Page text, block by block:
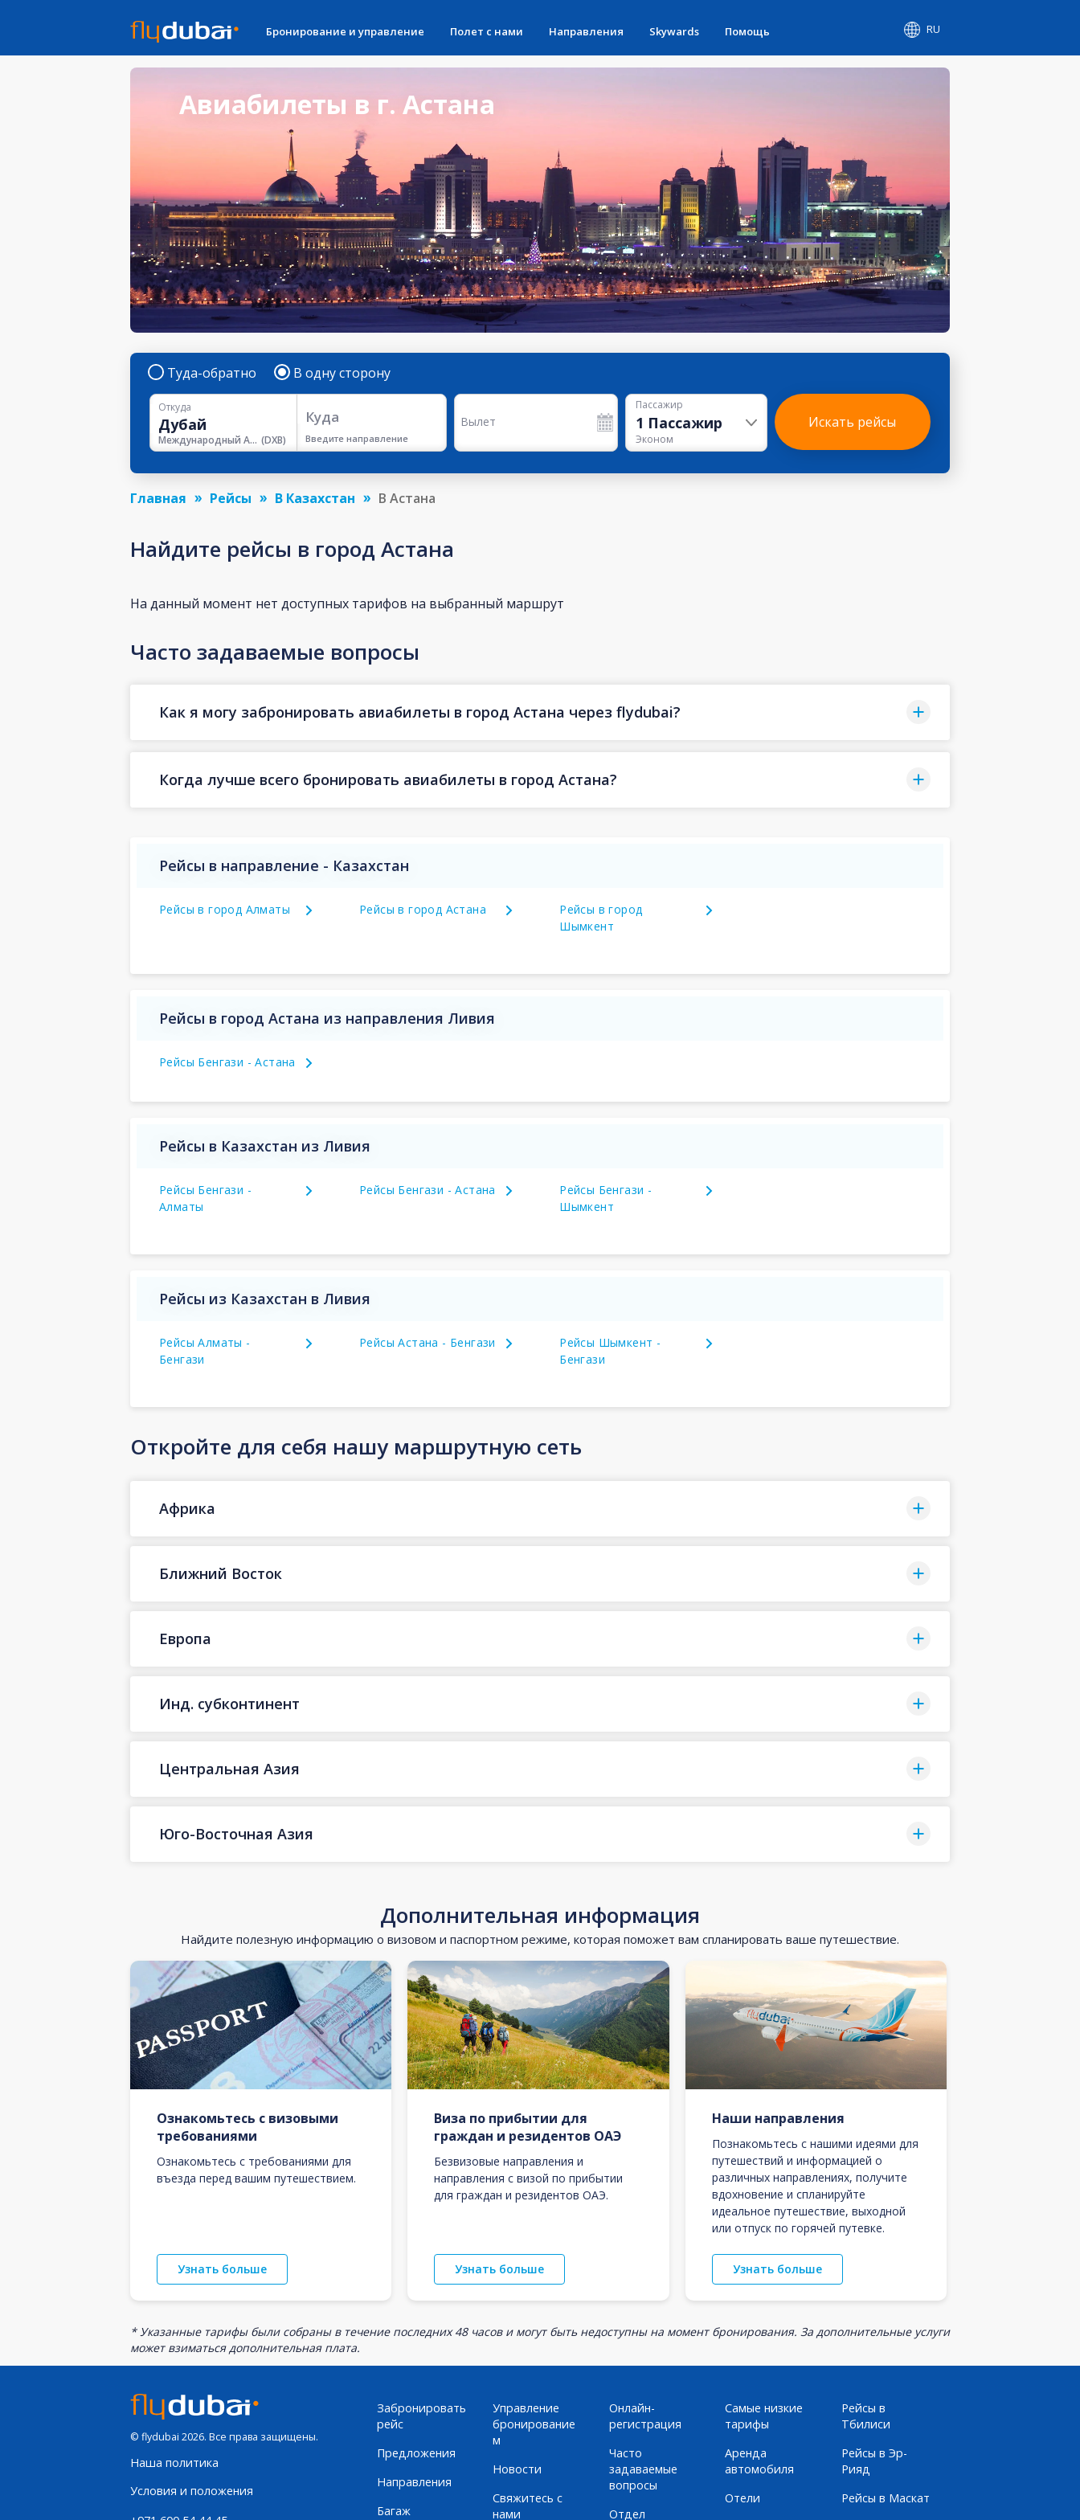
Бронирование и управление Полет с нами Направления Skywards Помощь RU
Авиабилеты в г. Астана
Туда-обратно В одну сторону
Откуда
Международный Аэропорт Дубая (DXB)
Куда
Введите направление
Вылет
Пассажир
1 Пассажир
Эконом
Искать рейсы
Главная Рейсы В Казахстан В Астана
Найдите рейсы в город Астана
На данный момент нет доступных тарифов на выбранный маршрут
Часто задаваемые вопросы
Как я могу забронировать авиабилеты в город Астана через flydubai?
Когда лучше всего бронировать авиабилеты в город Астана?
Рейсы в направление - Казахстан
Рейсы в город Алматы Рейсы в город Астана
Рейсы в город
Шымкент
Рейсы в город Астана из направления Ливия
Рейсы Бенгази - Астана
Рейсы в Казахстан из Ливия
Рейсы Бенгази -
Алматы
Рейсы Бенгази - Астана
Рейсы Бенгази -
Шымкент
Рейсы из Казахстан в Ливия
Рейсы Алматы -
Бенгази
Рейсы Астана - Бенгази
Рейсы Шымкент -
Бенгази
Откройте для себя нашу маршрутную сеть
Африка
Ближний Восток
Европа
Инд. субконтинент
Центральная Азия
Юго-Восточная Азия
Дополнительная информация
Найдите полезную информацию о визовом и паспортном режиме, которая поможет вам спланировать ваше путешествие.
Ознакомьтесь с визовыми
требованиями
Ознакомьтесь с требованиями для
въезда перед вашим путешествием.
Узнать больше
Виза по прибытии для
граждан и резидентов ОАЭ
Безвизовые направления и
направления с визой по прибытии
для граждан и резидентов ОАЭ.
Узнать больше
Наши направления
Познакомьтесь с нашими идеями для
путешествий и информацией о
различных направлениях, получите
вдохновение и спланируйте
идеальное путешествие, выходной
или отпуск по горячей путевке.
Узнать больше
* Указанные тарифы были собраны в течение последних 48 часов и могут быть недоступны на момент бронирования. За дополнительные услуги
может взиматься дополнительная плата.
© flydubai 2026. Все права защищены.
Наша политика
Условия и положения
Забронировать
рейс
Предложения
Направления
Багаж
Управление
бронирование
м
Новости
Свяжитесь с
нами
Онлайн-
регистрация
Часто
задаваемые
вопросы
Отдел
Самые низкие
тарифы
Аренда
автомобиля
Отели
Рейсы в
Тбилиси
Рейсы в Эр-
Рияд
Рейсы в Маскат